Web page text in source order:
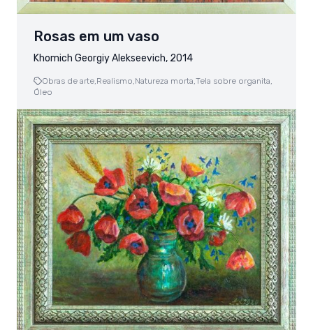
Rosas em um vaso
Khomich Georgiy Alekseevich, 2014
Obras de arte,Realismo,Natureza morta,Tela sobre organita,
Óleo